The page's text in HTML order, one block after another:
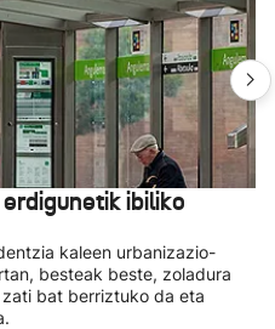
ibiliko
kaleen urbanizazio-
besteak beste, zoladura
bat berriztuko da eta